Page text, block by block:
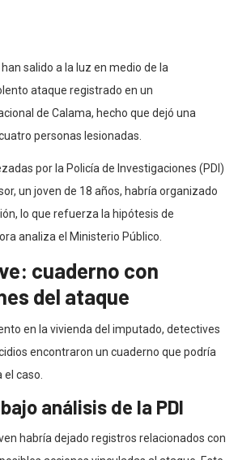
salido a la luz en medio de la
ataque registrado en un
de Calama, hecho que dejó una
personas lesionadas.
por la Policía de Investigaciones (PDI)
un joven de 18 años, habría organizado
lo que refuerza la hipótesis de
analiza el Ministerio Público.
cuaderno con
del ataque
en la vivienda del imputado, detectives
encontraron un cuaderno que podría
caso.
análisis de la PDI
habría dejado registros relacionados con